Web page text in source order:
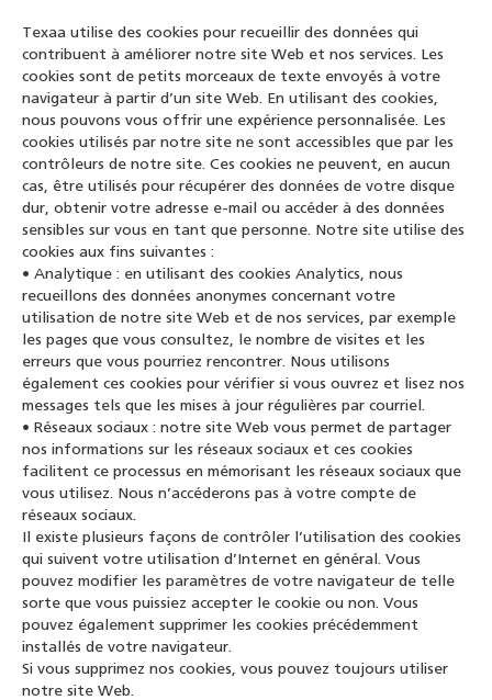
Texaa utilise des cookies pour recueillir des données qui
contribuent à améliorer notre site Web et nos services. Les
cookies sont de petits morceaux de texte envoyés à votre
navigateur à partir d’un site Web. En utilisant des cookies,
nous pouvons vous offrir une expérience personnalisée. Les
cookies utilisés par notre site ne sont accessibles que par les
contrôleurs de notre site. Ces cookies ne peuvent, en aucun
cas, être utilisés pour récupérer des données de votre disque
dur, obtenir votre adresse e-mail ou accéder à des données
sensibles sur vous en tant que personne. Notre site utilise des
cookies aux fins suivantes :
• Analytique : en utilisant des cookies Analytics, nous
recueillons des données anonymes concernant votre
utilisation de notre site Web et de nos services, par exemple
les pages que vous consultez, le nombre de visites et les
erreurs que vous pourriez rencontrer. Nous utilisons
également ces cookies pour vérifier si vous ouvrez et lisez nos
messages tels que les mises à jour régulières par courriel.
• Réseaux sociaux : notre site Web vous permet de partager
nos informations sur les réseaux sociaux et ces cookies
facilitent ce processus en mémorisant les réseaux sociaux que
vous utilisez. Nous n’accéderons pas à votre compte de
réseaux sociaux.
Il existe plusieurs façons de contrôler l’utilisation des cookies
qui suivent votre utilisation d’Internet en général. Vous
pouvez modifier les paramètres de votre navigateur de telle
sorte que vous puissiez accepter le cookie ou non. Vous
pouvez également supprimer les cookies précédemment
installés de votre navigateur.
Si vous supprimez nos cookies, vous pouvez toujours utiliser
notre site Web.